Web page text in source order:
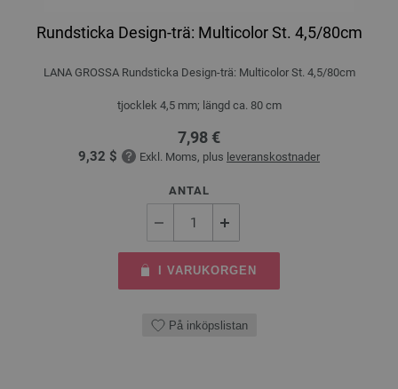
Rundsticka Design-trä: Multicolor St. 4,5/80cm
LANA GROSSA Rundsticka Design-trä: Multicolor St. 4,5/80cm
tjocklek 4,5 mm; längd ca. 80 cm
7,98 €
9,32 $ Exkl. Moms, plus leveranskostnader
ANTAL
I VARUKORGEN
På inköpslistan